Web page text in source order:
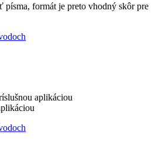
formát je preto vhodný skôr pre
aplikáciou